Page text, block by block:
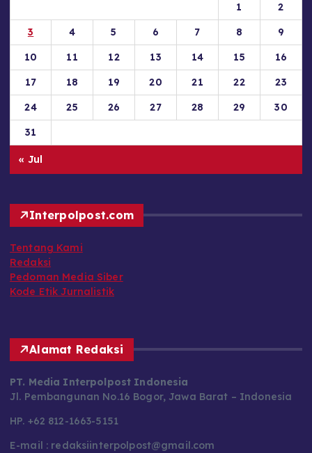
1
2
3
4 5 6 7 8
9
10
11 12 13 14 15
16
17
18 19 20 21 22
23
24
25 26 27 28 29
30
31
« Jul
Interpolpost.com
Tentang Kami
Redaksi
Pedoman Media Siber
Kode Etik Jurnalistik
Alamat Redaksi
PT. Media Interpolpost Indonesia
Jl. Pembangunan No.16 Bogor, Jawa Barat – Indonesia
HP. +62 812-1663-5151
E-mail : redaksiinterpolpost@gmail.com